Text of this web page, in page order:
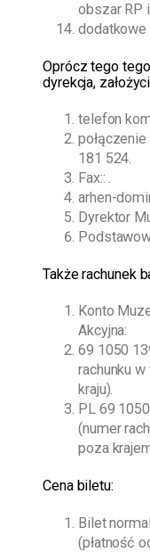
obszar RP
dodatkowe
Oprócz tegotego
dyrekcja,
telefon
181 524.
Fax:: .
arhen-
Dyrektor
Także rachunek
Konto
Akcyjna:
69 1050
rachunku
kraju).
PL 69
(numer
poza
Cena biletu:
Bilet
(płatność